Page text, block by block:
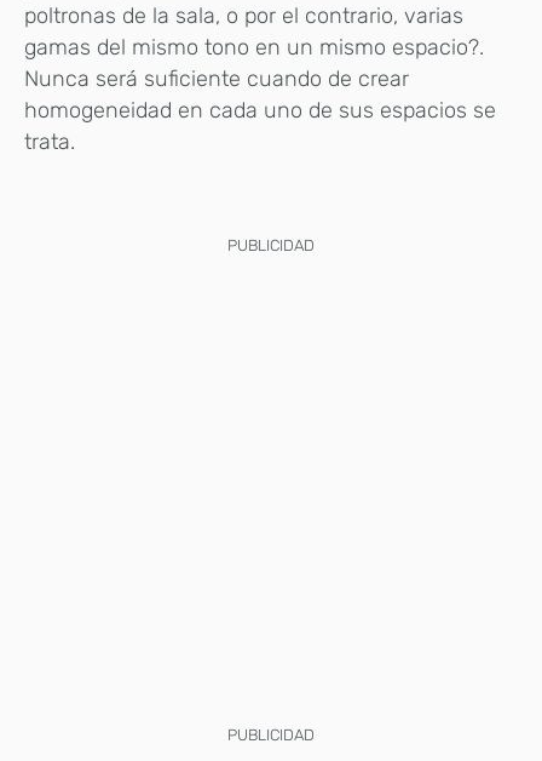
poltronas de la sala, o por el contrario, varias
gamas del mismo tono en un mismo espacio?.
Nunca será suficiente cuando de crear
homogeneidad en cada uno de sus espacios se
trata.
PUBLICIDAD
PUBLICIDAD